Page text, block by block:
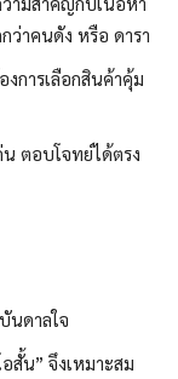
ว่าคนดัง หรือ ดารา
การเลือกสินค้าคุ้ม
ตอบโจทย์ได้ตรง
นดาลใจ
สั้น” จึงเหมาะสม